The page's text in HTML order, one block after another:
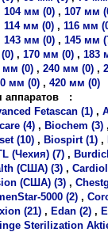
104 мм (0) , 107 мм
114 мм (0) , 116 мм
143 мм (0) , 145 мм
, 170 мм (0) , 183
мм (0) , 240 мм (0) ,
мм (0) , 420 мм (0)
аппаратов
:
Fetascan (1) ,
(4) , Biochem (3)
(10) , Biospirt (1) ,
(Чехия) (7) ,
(США) (3) ,
(США) (3) ,
5000 (2) ,
(21) , Edan (2) ,
Sterilization